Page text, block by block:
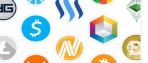
imaginarne a također nisu baš ni toliko
o tome priča. Već skoro 3 godine
tome kako je Bitcoin balon koji će sutra